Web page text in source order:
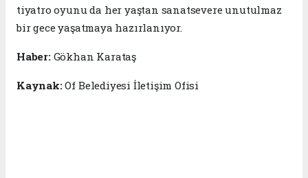
tiyatro oyunu da her yaştan sanatsevere unutulmaz
bir gece yaşatmaya hazırlanıyor.
Haber:Gökhan Karataş
Kaynak:Of Belediyesi İletişim Ofisi